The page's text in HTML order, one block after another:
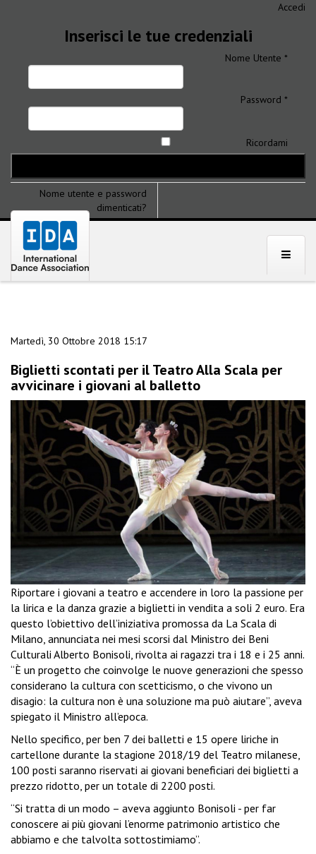
Accedi
Inserisci le tue credenziali
Nome Utente *
Password *
Ricordami
Nome utente e password
dimenticati?
Martedì, 30 Ottobre 2018 15:17
Biglietti scontati per il Teatro Alla Scala per
avvicinare i giovani al balletto
Riportare i giovani a teatro e accendere in loro la passione per
la lirica e la danza grazie a biglietti in vendita a soli 2 euro. Era
questo l’obiettivo dell’iniziativa promossa da La Scala di
Milano, annunciata nei mesi scorsi dal Ministro dei Beni
Culturali Alberto Bonisoli, rivolta ai ragazzi tra i 18 e i 25 anni.
“È un progetto che coinvolge le nuove generazioni che spesso
considerano la cultura con scetticismo, o che vivono un
disagio: la cultura non è una soluzione ma può aiutare”, aveva
spiegato il Ministro all’epoca.
Nello specifico, per ben 7 dei balletti e 15 opere liriche in
cartellone durante la stagione 2018/19 del Teatro milanese,
100 posti saranno riservati ai giovani beneficiari dei biglietti a
prezzo ridotto, per un totale di 2200 posti.
“Si tratta di un modo – aveva aggiunto Bonisoli - per far
conoscere ai più giovani l’enorme patrimonio artistico che
abbiamo e che talvolta sottostimiamo”.